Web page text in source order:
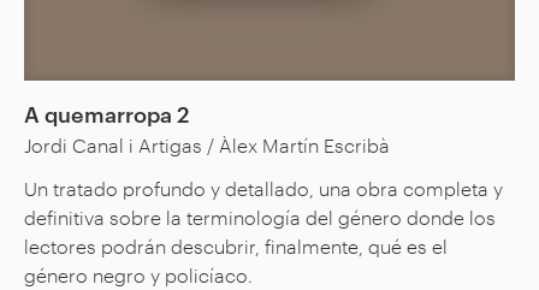
A quemarropa 2
Jordi Canal i Artigas / Àlex Martín Escribà
Un tratado profundo y detallado, una obra completa y
definitiva sobre la terminología del género donde los
lectores podrán descubrir, finalmente, qué es el
género negro y policíaco.